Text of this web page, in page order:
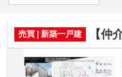
売買 | 新築一戸建 【仲介